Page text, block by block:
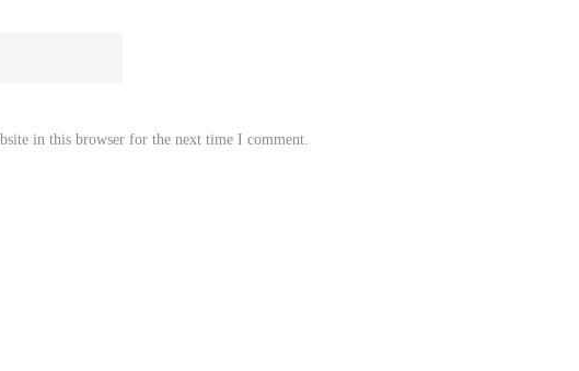
in this browser for the next time I comment.